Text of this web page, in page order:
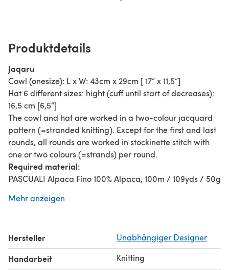
Produktdetails
Jaqaru
Cowl (onesize): L x W: 43cm x 29cm [ 17“ x 11,5“]
Hat 6 different sizes: hight (cuff until start of decreases):
16,5 cm [6,5“]
The cowl and hat are worked in a two-colour jacquard
pattern (=stranded knitting). Except for the first and last
rounds, all rounds are worked in stockinette stitch with
one or two colours (=strands) per round.
Required material:
PASCUALI Alpaca Fino 100% Alpaca, 100m / 109yds / 50g
circular needles and dpn 4.0mm / UK6 or another size to
darning needle, scissors
For sample used:
A total of 300g / 600m / 656yds PASCUALI Alpaca Fino
Mehr anzeigen
Hersteller Unabhängiger Designer
Handarbeit Knitting